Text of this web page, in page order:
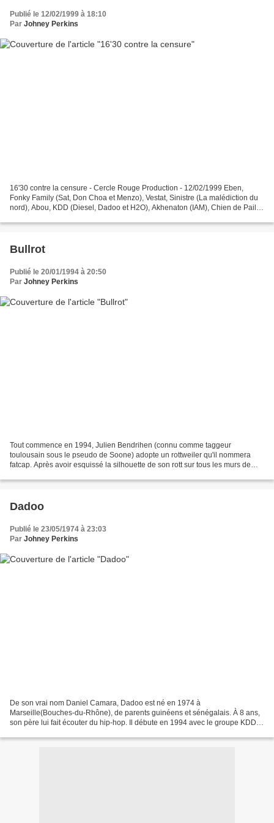
Publié le 12/02/1999 à 18:10
Par Johney Perkins
16'30 contre la censure - Cercle Rouge Production - 12/02/1999 Eben,
Fonky Family (Sat, Don Choa et Menzo), Vestat, Sinistre (La malédiction du
nord), Abou, KDD (Diesel, Dadoo et H2O), Akhenaton (IAM), Chien de Paille,
Bullrot
Publié le 20/01/1994 à 20:50
Par Johney Perkins
Tout commence en 1994, Julien Bendrihen (connu comme taggeur
toulousain sous le pseudo de Soone) adopte un rottweiler qu'il nommera
fatcap. Après avoir esquissé la silhouette de son rott sur tous les murs de
Dadoo
Publié le 23/05/1974 à 23:03
Par Johney Perkins
De son vrai nom Daniel Camara, Dadoo est né en 1974 à
Marseille(Bouches-du-Rhône), de parents guinéens et sénégalais. À 8 ans,
son père lui fait écouter du hip-hop. Il débute en 1994 avec le groupe KDD